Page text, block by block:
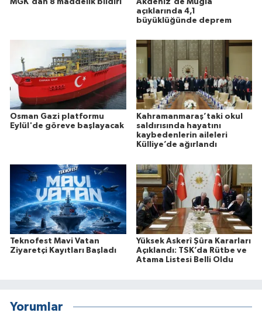
açıklarında 4,1
büyüklüğünde deprem
Osman Gazi platformu
Eylül'de göreve başlayacak
Kahramanmaraş’taki okul
saldırısında hayatını
kaybedenlerin aileleri
Külliye’de ağırlandı
Teknofest Mavi Vatan
Ziyaretçi Kayıtları Başladı
Yüksek Askerî Şûra Kararları
Açıklandı: TSK’da Rütbe ve
Atama Listesi Belli Oldu
Yorumlar